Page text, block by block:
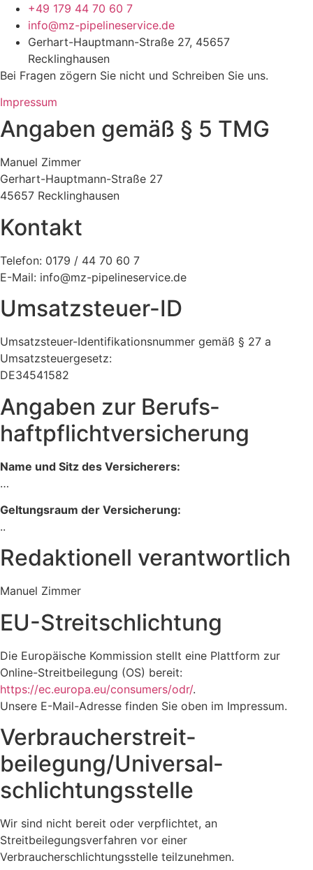
+49 179 44 70 60 7
info@mz-pipelineservice.de
Gerhart-Hauptmann-Straße 27, 45657
Recklinghausen
Bei Fragen zögern Sie nicht und Schreiben Sie uns.
Impressum
Angaben gemäß § 5 TMG
Manuel Zimmer
Gerhart-Hauptmann-Straße 27
45657 Recklinghausen
Kontakt
Telefon: 0179 / 44 70 60 7
E-Mail: info@mz-pipelineservice.de
Umsatzsteuer-ID
Umsatzsteuer-Identifikationsnummer gemäß § 27 a
Umsatzsteuergesetz:
DE34541582
Angaben zur Berufs­
haftpflicht­versicherung
Name und Sitz des Versicherers:
…
Geltungsraum der Versicherung:
..
Redaktionell verantwortlich
Manuel Zimmer
EU-Streitschlichtung
Die Europäische Kommission stellt eine Plattform zur
Online-Streitbeilegung (OS) bereit:
https://ec.europa.eu/consumers/odr/.
Unsere E-Mail-Adresse finden Sie oben im Impressum.
Verbraucher­streit­
beilegung/Universal­
schlichtungs­stelle
Wir sind nicht bereit oder verpflichtet, an
Streitbeilegungsverfahren vor einer
Verbraucherschlichtungsstelle teilzunehmen.